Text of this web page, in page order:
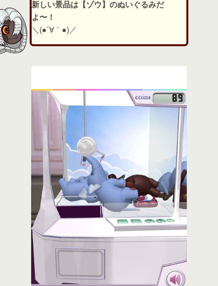
新しい景品は【ゾウ】のぬいぐるみだ
よ〜！
＼(●´∀｀●)／